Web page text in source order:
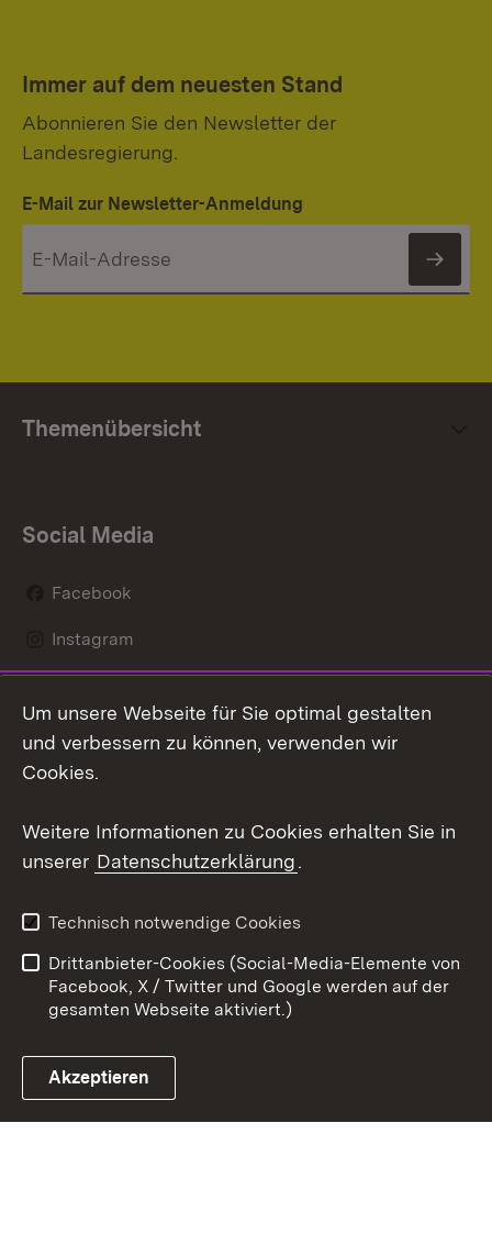
Immer auf dem neuesten Stand
Abonnieren Sie den Newsletter der
Landesregierung.
E-Mail zur Newsletter-Anmeldung
Themenübersicht
Social Media
Facebook
Instagram
Mastodon
Youtube
Link zum Landesportal
Kontakt
Datenschutz
Barrierefreiheit
Impressum Cookies
Um unsere Webseite für Sie optimal gestalten
und verbessern zu können, verwenden wir
Cookies.
Weitere Informationen zu Cookies erhalten Sie in
unserer Datenschutzerklärung.
Technisch notwendige Cookies
Drittanbieter-Cookies (Social-Media-Elemente von
Facebook, X / Twitter und Google werden auf der
gesamten Webseite aktiviert.)
Akzeptieren